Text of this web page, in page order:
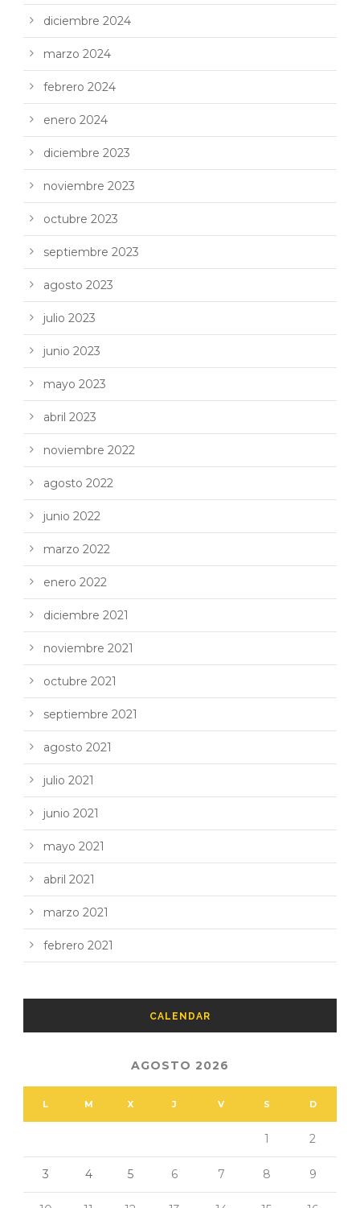
diciembre 2024
marzo 2024
febrero 2024
enero 2024
diciembre 2023
noviembre 2023
octubre 2023
septiembre 2023
agosto 2023
julio 2023
junio 2023
mayo 2023
abril 2023
noviembre 2022
agosto 2022
junio 2022
marzo 2022
enero 2022
diciembre 2021
noviembre 2021
octubre 2021
septiembre 2021
agosto 2021
julio 2021
junio 2021
mayo 2021
abril 2021
marzo 2021
febrero 2021
CALENDAR
AGOSTO 2026
L M X J V S D
1 2
3 4 5 6 7 8 9